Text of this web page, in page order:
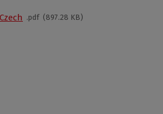
Kúpiť na eshopu
pdf 897.28 KB
preventívne minerály obsiahnuté